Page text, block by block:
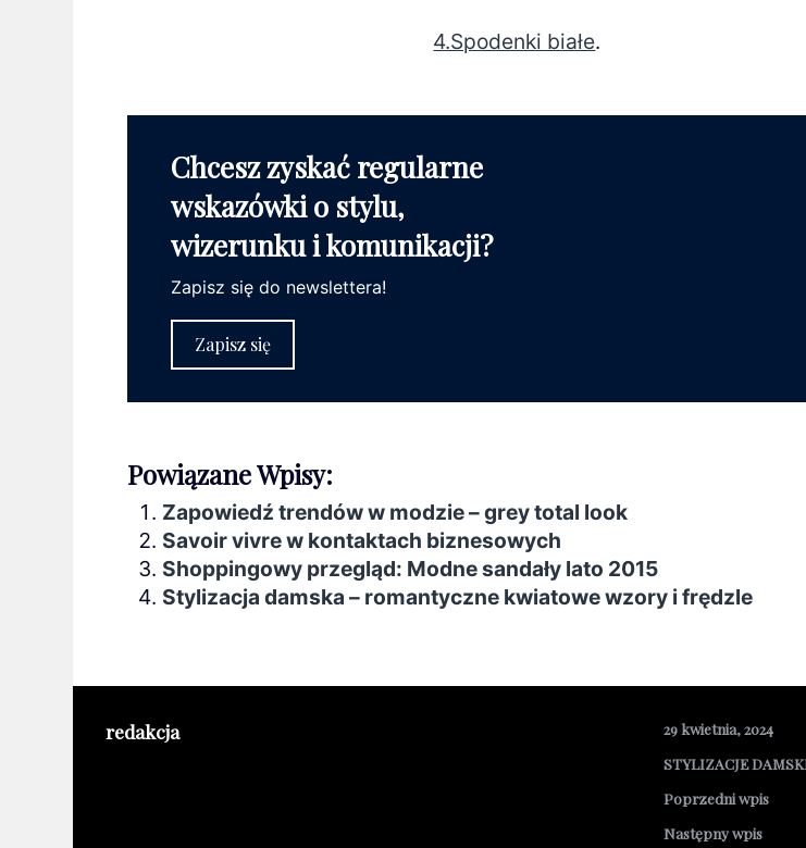
4.Spodenki białe.
Chcesz zyskać regularne
wskazówki o stylu,
wizerunku i komunikacji?
Zapisz się do newslettera!
Zapisz się
Powiązane Wpisy:
Zapowiedź trendów w modzie – grey total look
Savoir vivre w kontaktach biznesowych
Shoppingowy przegląd: Modne sandały lato 2015
Stylizacja damska – romantyczne kwiatowe wzory i frędzle
redakcja
29 kwietnia, 2024
STYLIZACJE
Poprzedni wpis
Następny wpis